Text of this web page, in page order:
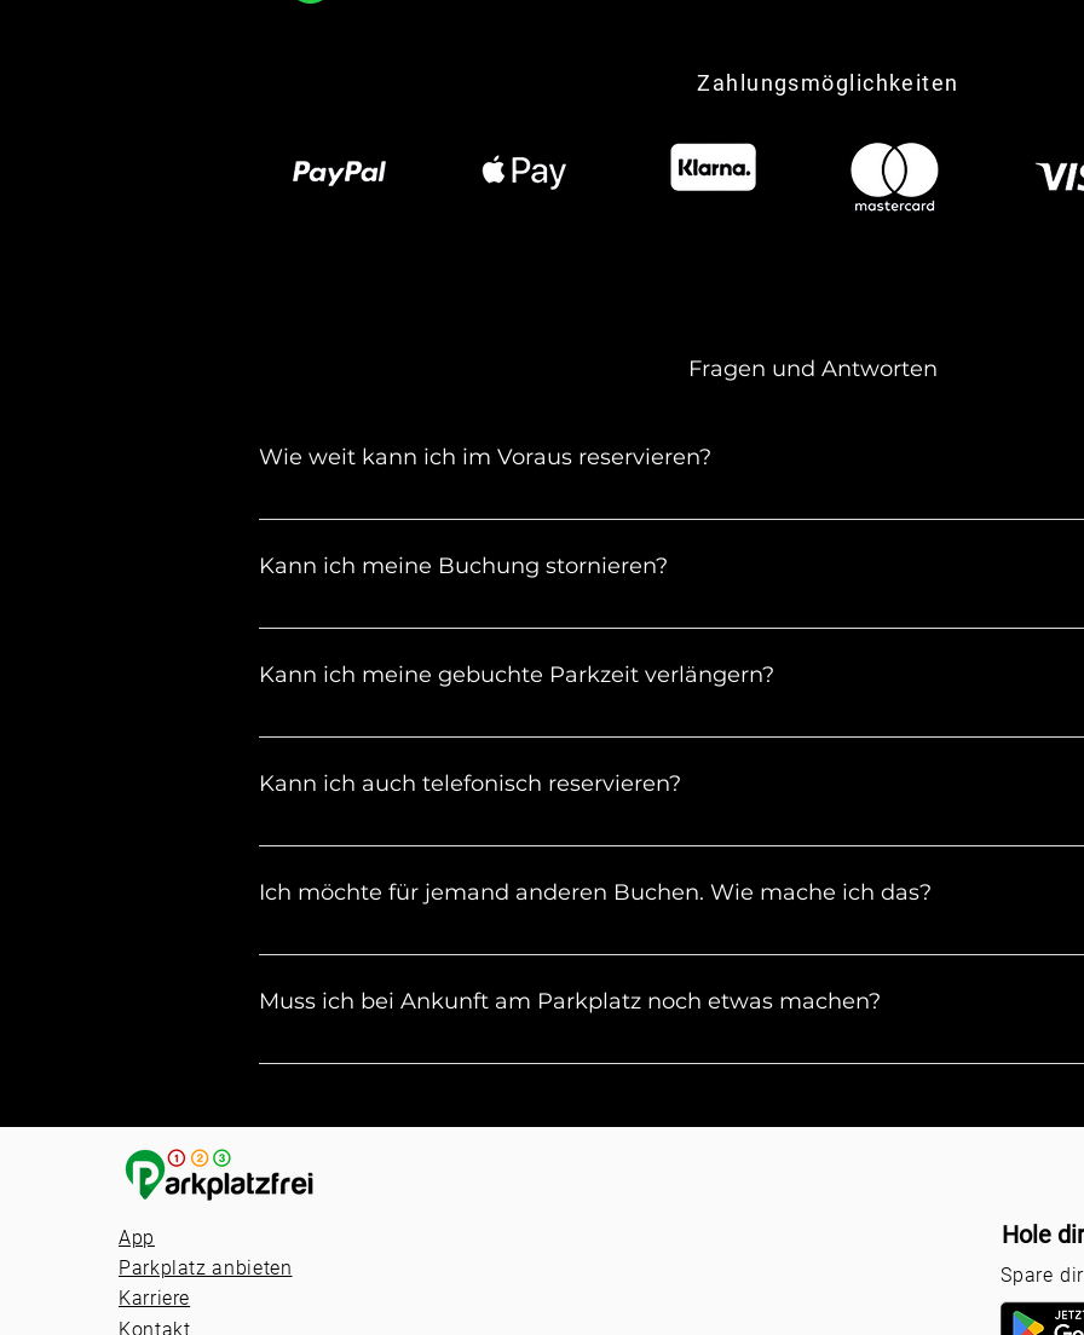
Zahlungsmöglichkeiten
Fragen und Antworten
Wie weit kann ich im Voraus reservieren?
Du kannst bis zu 12 Monaten im Voraus deinen Parkplatz reservieren.
Kann ich meine Buchung stornieren?
Ja. Du kannst deine Buchung kostenlos stornieren, solange die Buchungszeit noch
Kann ich meine gebuchte Parkzeit verlängern?
Sollte der Parkplatz nicht ausgebucht sein, kannst du deine Parkzeit ganz leicht
Parkzeit brauchst, kontaktiere uns einfach und wir finden eine Lösung.
Kann ich auch telefonisch reservieren?
Nein, leider nicht. Unsere Mitarbeiter helfen dir aber gerne telefonisch bei der
Ich möchte für jemand anderen Buchen. Wie mache ich das?
Gib bei der Buchung einfach die E-Mail Adresse von der Person an, die bei uns
Muss ich bei Ankunft am Parkplatz noch etwas machen?
Nein, du kannst direkt zum Terminal gehen. Mit der Buchung hast du bereits alles
App
Parkplatz anbieten
Karriere
Kontakt
Hole
Spare